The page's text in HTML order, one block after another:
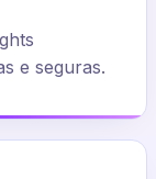
e seguras.